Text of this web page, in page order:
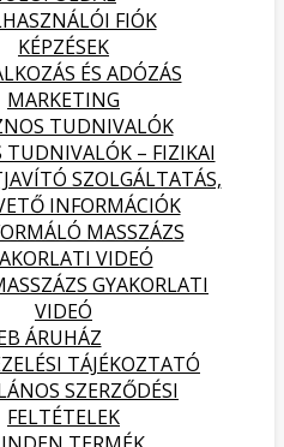
FIÓK
KÉPZÉSEK
ÉS ADÓZÁS
MARKETING
TUDNIVALÓK
TUDNIVALÓK – FIZIKAI
SZOLGÁLTATÁS,
INFORMÁCIÓK
MASSZÁZS
VIDEÓ
GYAKORLATI
VIDEÓ
ÁRUHÁZ
TÁJÉKOZTATÓ
SZERZŐDÉSI
FELTÉTELEK